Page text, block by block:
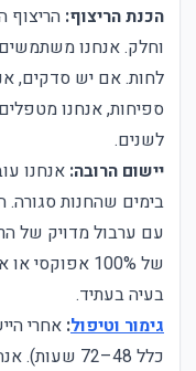
הכנת הריצוף: הריצוף
וחלק. אנחנו משתמשים
לחות. אם יש סדקים,
ספיחות, אנחנו
לשנים.
יישום הרובה: אנחנו
בימים שהחנות סגורה.
עם ערבול מדויק של
של 100%
בעיה בעתיד.
גימור וטיפול: אחרי
כלל 48–72